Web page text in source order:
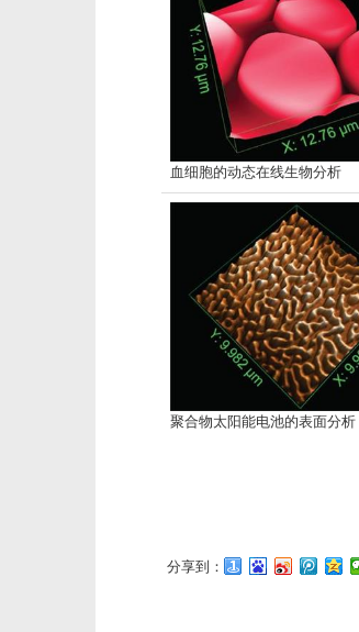
血细胞的动态在线生物分析
聚合物太阳能电池的表面分析
分享到：